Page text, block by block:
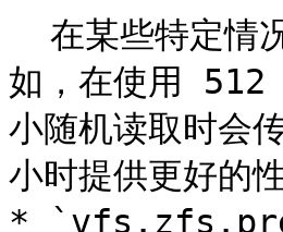
如，在使用 512
小随机读取时会
小时提供更好的性
*